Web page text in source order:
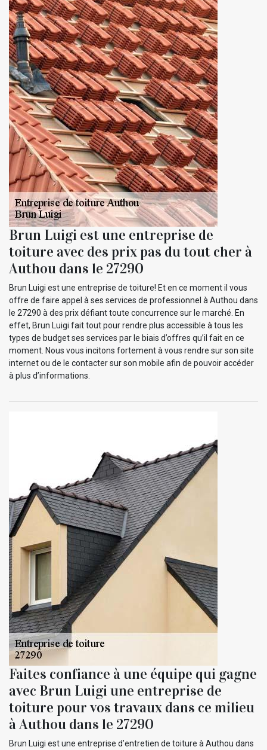
Brun Luigi est une entreprise de
toiture avec des prix pas du tout cher à
Authou dans le 27290
Brun Luigi est une entreprise de toiture! Et en ce moment il vous
offre de faire appel à ses services de professionnel à Authou dans
le 27290 à des prix défiant toute concurrence sur le marché. En
effet, Brun Luigi fait tout pour rendre plus accessible à tous les
types de budget ses services par le biais d’offres qu’il fait en ce
moment. Nous vous incitons fortement à vous rendre sur son site
internet ou de le contacter sur son mobile afin de pouvoir accéder
à plus d’informations.
Faites confiance à une équipe qui gagne
avec Brun Luigi une entreprise de
toiture pour vos travaux dans ce milieu
à Authou dans le 27290
Brun Luigi est une entreprise d’entretien de toiture à Authou dans